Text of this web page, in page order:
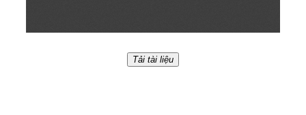
Tải tài liệu